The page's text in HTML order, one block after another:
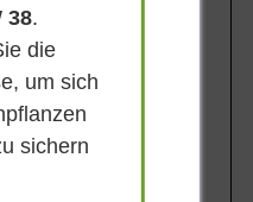
Wuchsendhöhe
Sommergrün
Blatt- / Nadelfarbe
38.
die
um sich
sichern